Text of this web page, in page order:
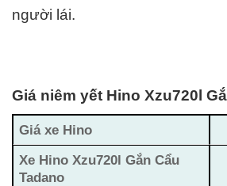
người lái.
Giá niêm yết Hino Xzu720l
Giá xe Hino
Xe Hino Xzu720l Gắn Cẩu
Tadano